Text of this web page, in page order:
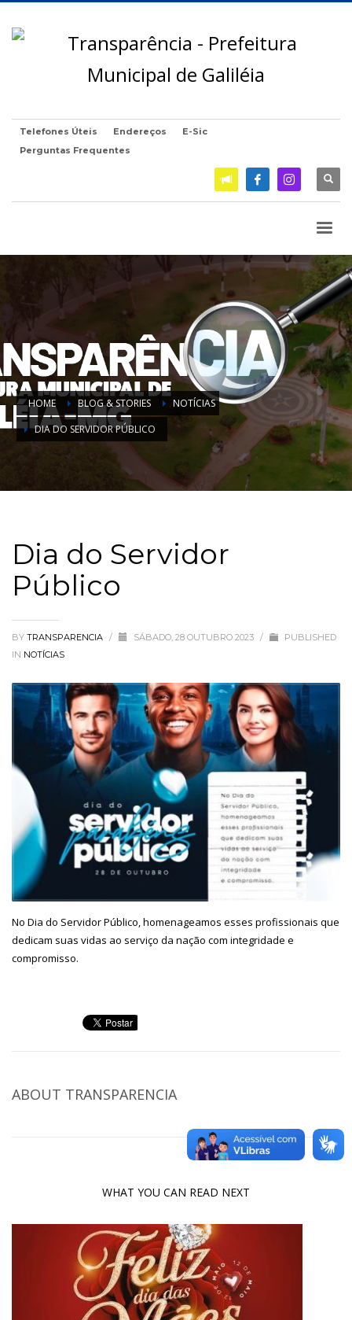
Telefones Úteis Endereços
E-Sic
Perguntas Frequentes
HOME BLOG & STORIES
NOTÍCIAS
DIA DO SERVIDOR PÚBLICO
Dia do Servidor
Público
BY TRANSPARENCIA / SÁBADO, 28 OUTUBRO 2023 /
PUBLISHED
IN NOTÍCIAS
No Dia do Servidor Público, homenageamos esses profissionais que
dedicam suas vidas ao serviço da nação com integridade e
compromisso.
ABOUT TRANSPARENCIA
WHAT YOU CAN READ NEXT